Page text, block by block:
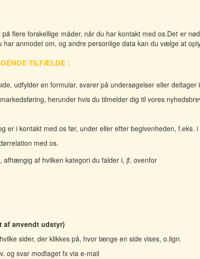
flere forskellige måder, når du har kontakt med os.Det er
anmodet om, og andre personlige data kan du vælge at
TILFÆLDE :
udfylder en formular, svarer på undersøgelser eller deltager
herunder hvis du tilmelder dig til vores
er i kontakt med os før, under eller efter begivenheden, f.eks.
med os.
af hvilken kategori du falder i, jf. ovenfor
anvendt udstyr)
sider, der klikkes på, hvor længe en side vises, o.lign.
og svar modtaget fx via e-mail